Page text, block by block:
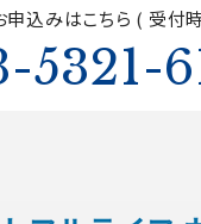
申込みはこちら ( 受付
5321-